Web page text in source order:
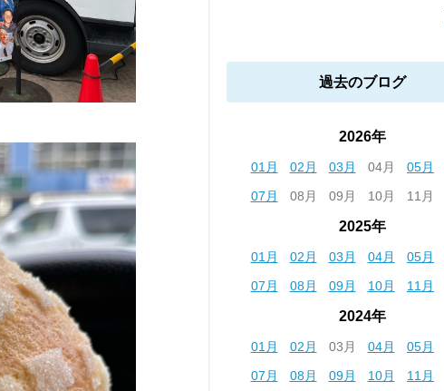
過去のブログ
2026年
01月 02月 03月 04月 05月
07月
08月 09月 10月 11月
2025年
01月 02月 03月 04月 05月
07月
08月 09月 10月 11月
2024年
01月 02月 03月 04月 05月
07月
08月 09月 10月 11月